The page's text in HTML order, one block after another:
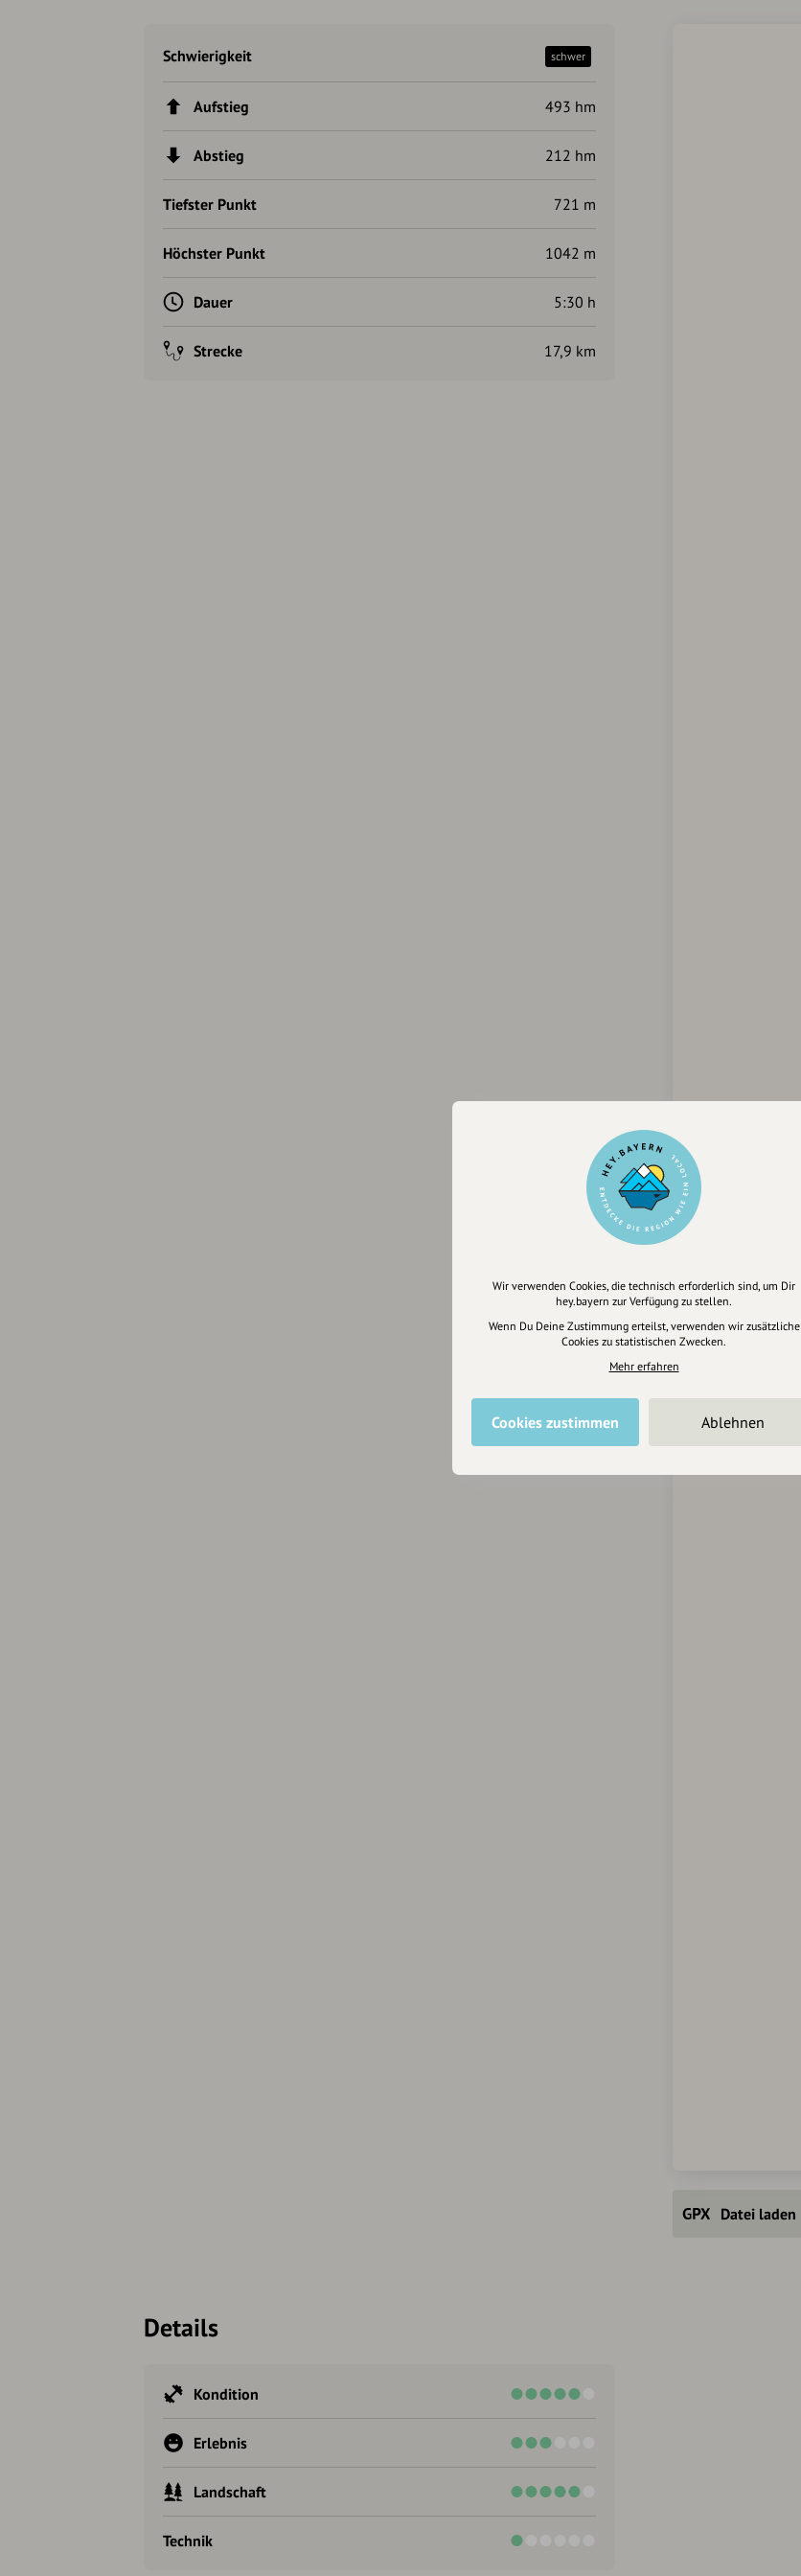
Schwierigkeit schwer
Aufstieg 493 hm
Abstieg 212 hm
Tiefster Punkt 721 m
Höchster Punkt 1042 m
Dauer 5:30 h
Strecke 17,9 km
Datei laden
Details
Kondition
Erlebnis
Landschaft
Technik
Wir verwenden Cookies, die technisch erforderlich sind, um Dir
hey.bayern zur Verfügung zu stellen.
Wenn Du Deine Zustimmung erteilst, verwenden wir zusätzliche
Cookies zu statistischen Zwecken.
Mehr erfahren
Cookies zustimmen Ablehnen